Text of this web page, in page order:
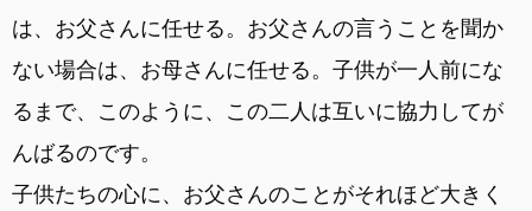
は、お父さんに任せる。お父さんの言うことを聞か
ない場合は、お母さんに任せる。子供が一人前にな
るまで、このように、この二人は互いに協力してが
んばるのです。
子供たちの心に、お父さんのことがそれほど大きく